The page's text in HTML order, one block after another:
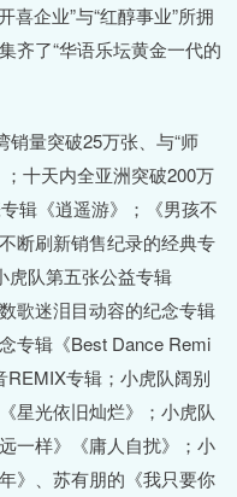
企业”与“红醇事业”所拥
齐了“华语乐坛黄金一代的
销量突破25万张、与“师
十天内全亚洲突破200万
辑《逍遥游》；《男孩不
断刷新销售纪录的经典专
虎队第五张公益专辑
歌迷泪目动容的纪念专辑
专辑《Best Dance Remi
专辑；小虎队阔别
星光依旧灿烂》；小虎队
一样》《庸人自扰》；小
》、苏有朋的《我只要你